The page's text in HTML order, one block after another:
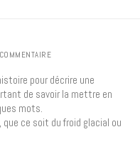
pour décrire une
de savoir la mettre en
mots.
ce soit du froid glacial ou